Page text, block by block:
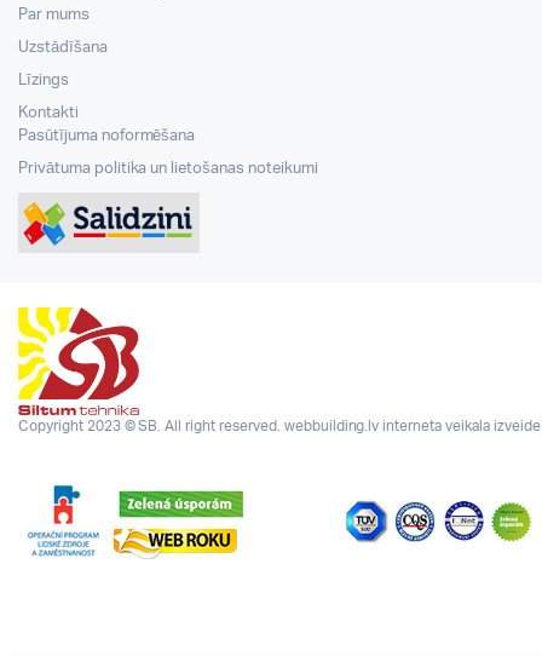
Par mums
Uzstādīšana
Līzings
Kontakti
Pasūtījuma noformēšana
Privātuma politika un lietošanas noteikumi
Copyright 2023 © SB. All right reserved. webbuilding.lvinterneta veikala izveide